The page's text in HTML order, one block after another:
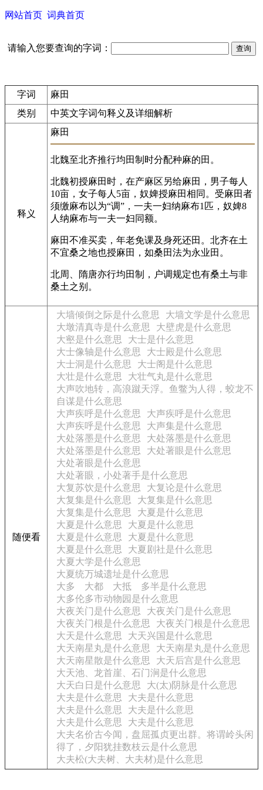
网站首页 词典首页
请输入您要查询的字词：
字词
麻田
类别
中英文字词句释义及详细解析
释义
麻田
北魏至北齐推行均田制时分配种麻的田。
北魏初授麻田时，在产麻区另给麻田，男子每人
10亩，女子每人5亩，奴婢授麻田相同。受麻田者
须缴麻布以为“调”，一夫一妇纳麻布1匹，奴婢8
人纳麻布与一夫一妇同额。
麻田不准买卖，年老免课及身死还田。北齐在土
不宜桑之地也授麻田，如桑田法为永业田。
北周、隋唐亦行均田制，户调规定也有桑土与非
桑土之别。
随便看
大墙倾倒之际是什么意思
大墙文学是什么意思
大墩清真寺是什么意思
大壁虎是什么意思
大壑是什么意思
大士是什么意思
大士像轴是什么意思
大士殿是什么意思
大士洞是什么意思
大士阁是什么意思
大壮是什么意思
大壮气丸是什么意思
大声吹地转，高浪蹴天浮。鱼鳖为人得，蛟龙不
自谋是什么意思
大声疾呼是什么意思
大声疾呼是什么意思
大声疾呼是什么意思
大声集是什么意思
大处落墨是什么意思
大处落墨是什么意思
大处落墨是什么意思
大处著眼是什么意思
大处著眼是什么意思
大处著眼，小处著手是什么意思
大复苏饮是什么意思
大复论是什么意思
大复集是什么意思
大复集是什么意思
大复集是什么意思
大夏是什么意思
大夏是什么意思
大夏是什么意思
大夏是什么意思
大夏是什么意思
大夏是什么意思
大夏剧社是什么意思
大夏大学是什么意思
大夏统万城遗址是什么意思
大多 大都 大抵 多半是什么意思
大多伦多市动物园是什么意思
大夜关门是什么意思
大夜关门是什么意思
大夜关门根是什么意思
大夜关门根是什么意思
大天是什么意思
大天兴国是什么意思
大天南星丸是什么意思
大天南星丸是什么意思
大天南星散是什么意思
大天后宫是什么意思
大天池、龙首崖、石门涧是什么意思
大天白日是什么意思
大(太)阴脉是什么意思
大夫是什么意思
大夫是什么意思
大夫是什么意思
大夫是什么意思
大夫是什么意思
大夫是什么意思
大夫名价古今闻，盘屈孤贞更出群。将谓岭头闲
得了，夕阳犹挂数枝云是什么意思
大夫松(大夫树、大夫材)是什么意思